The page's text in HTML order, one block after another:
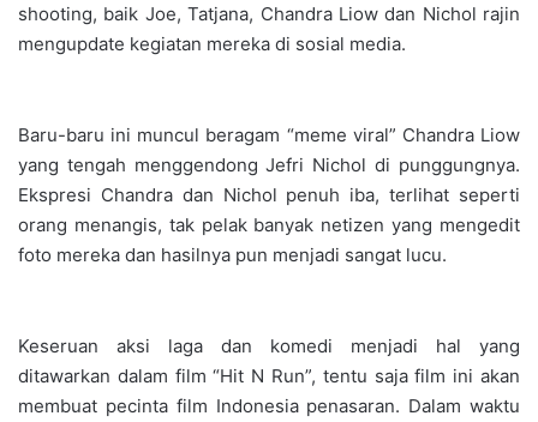
shooting, baik Joe, Tatjana, Chandra Liow dan Nichol rajin
mengupdate kegiatan mereka di sosial media.
Baru-baru ini muncul beragam “meme viral” Chandra Liow
yang tengah menggendong Jefri Nichol di punggungnya.
Ekspresi Chandra dan Nichol penuh iba, terlihat seperti
orang menangis, tak pelak banyak netizen yang mengedit
foto mereka dan hasilnya pun menjadi sangat lucu.
Keseruan aksi laga dan komedi menjadi hal yang
ditawarkan dalam film “Hit N Run”, tentu saja film ini akan
membuat pecinta film Indonesia penasaran. Dalam waktu